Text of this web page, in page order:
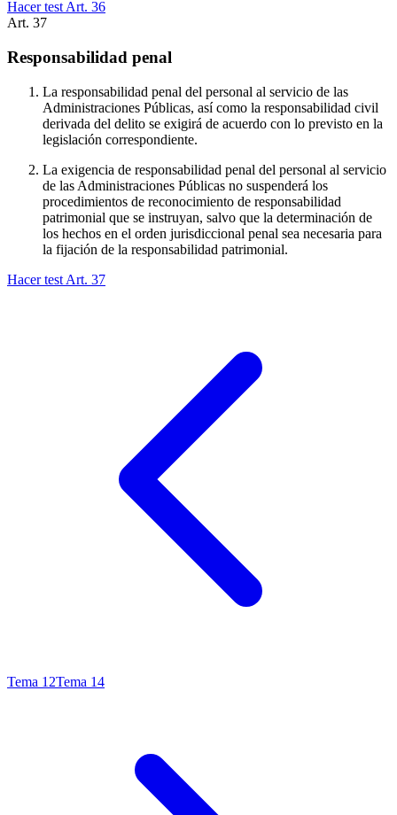
Hacer test Art. 36
Art. 37
Responsabilidad penal
La responsabilidad penal del personal al servicio de las
Administraciones Públicas, así como la responsabilidad civil
derivada del delito se exigirá de acuerdo con lo previsto en la
legislación correspondiente.
La exigencia de responsabilidad penal del personal al servicio
de las Administraciones Públicas no suspenderá los
procedimientos de reconocimiento de responsabilidad
patrimonial que se instruyan, salvo que la determinación de
los hechos en el orden jurisdiccional penal sea necesaria para
la fijación de la responsabilidad patrimonial.
Hacer test Art. 37
Tema 12Tema 14